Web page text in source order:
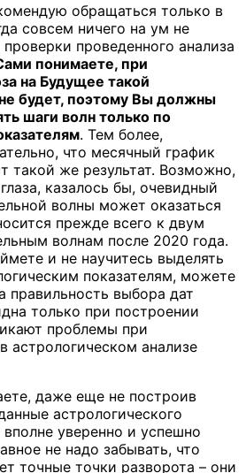
обращаться только в
совсем ничего на ум не
проведенного анализа
понимаете, при
на Будущее такой
будет, поэтому Вы должны
шаги волн только по
. Тем более,
что месячный график
такой же результат. Возможно,
казалось бы, очевидный
волны может оказаться
прежде всего к двум
волнам после 2020 года.
и не научитесь выделять
показателям, можете
правильность выбора дат
только при построении
проблемы при
астрологическом анализе
даже еще не построив
астрологического
уверенно и успешно
не надо забывать, что
точные точки разворота – они